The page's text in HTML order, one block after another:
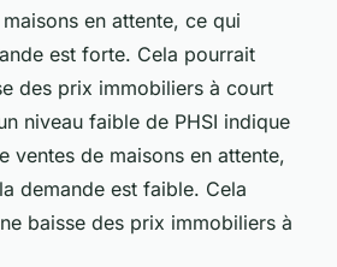
en attente, ce qui
est forte. Cela pourrait
des prix immobiliers à court
niveau faible de PHSI indique
ventes de maisons en attente,
demande est faible. Cela
baisse des prix immobiliers à